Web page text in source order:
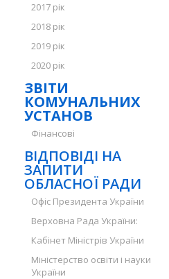
2017 рік
2018 рік
2019 рік
2020 рік
ЗВІТИ
КОМУНАЛЬНИХ
УСТАНОВ
Фінансові
ВІДПОВІДІ НА
ЗАПИТИ
ОБЛАСНОЇ РАДИ
Офіс Президента України
Верховна Рада України:
Кабінет Міністрів України
Міністерство освіти і науки
України